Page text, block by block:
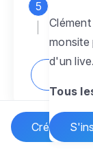
Créer un
pour
monsite
d'un live.
Tous